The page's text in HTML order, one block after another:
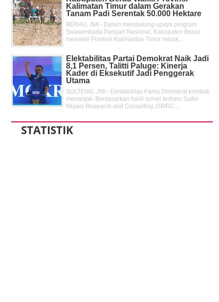
Kalimatan Timur dalam Gerakan
Tanam Padi Serentak 50.000 Hektare
BERAU, JMI - Dalam mendukung upaya program
Swasembada Pangan Nasional, Kabupaten Berau
mewakili Provinsi Kalimantan Timur melak...
Elektabilitas Partai Demokrat Naik Jadi
8,1 Persen, Talitti Paluge: Kinerja
Kader di Eksekutif Jadi Penggerak
Utama
SULTENG, JMI - Elektabilitas Partai Demokrat kembali
menanjak. Berdasarkan hasil survei terbaru Saiful
Mujani Research and Consulting (SMRC...
STATISTIK